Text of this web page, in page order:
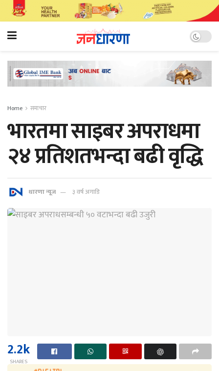
Home समाचार
भारतमा साइबर अपराधमा
२४ प्रतिशतभन्दा बढी वृद्धि
धारणा न्यूज ३ वर्ष अगाडि
2.2k
SHARES